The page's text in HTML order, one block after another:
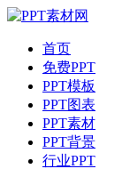
首页
免费PPT
PPT模板
PPT图表
PPT素材
PPT背景
行业PPT